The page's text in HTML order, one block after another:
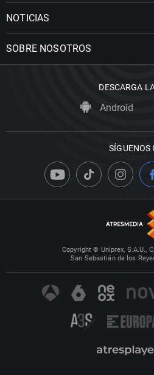
NOTICIAS
SOBRE NOSOTROS
DESCARGA
Android
SÍGUENOS
Copyright © Uniprex, S.A.U.,
San Sebastián de los